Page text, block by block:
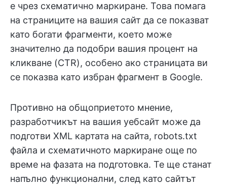
е чрез схематично маркиране. Това помага
на страниците на вашия сайт да се показват
като богати фрагменти, което може
значително да подобри вашия процент на
кликване (CTR), особено ако страницата ви
се показва като избран фрагмент в Google.
Противно на общоприетото мнение,
разработчикът на вашия уебсайт може да
подготви XML картата на сайта, robots.txt
файла и схематичното маркиране още по
време на фазата на подготовка. Те ще станат
напълно функционални, след като сайтът